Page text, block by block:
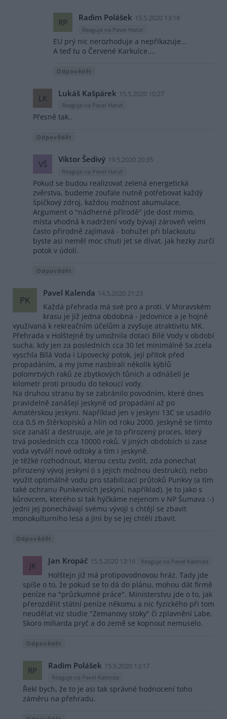
RP Radim Polášek 15.5.2020 13:18
Reaguje na Pavel Hanzl
EU prý nic nerozhoduje a nepřikazuje...
A teď tu o Červené Karkulce....
Odpovědět
LK Lukáš Kašpárek 15.5.2020 10:27
Reaguje na Pavel Hanzl
Přesně tak..
Odpovědět
VŠ Viktor Šedivý 19.5.2020 20:35
Reaguje na Pavel Hanzl
Pokud se budou realizovat zelená energetická
zvěrstva, budeme zoufale nutně potřebovat každý
špičkový zdroj, každou možnost akumulace.
Argument o "nádherné přírodě" jde dost mimo,
místa vhodná k nadržení vody bývají zároveň velmi
často přírodně zajímavá - bohužel při blackoutu
byste asi neměl moc chuti jet se dívat, jak hezky zurčí
potok v údolí.
Odpovědět
PK
Pavel Kalenda 14.5.2020 21:23
Každá přehrada má své pro a proti. V Moravském
krasu je již jedna obdobná - Jedovnice a je hojně
využívaná k rekreačním účelům a zvyšuje atraktivitu MK.
Přehrada v Holštejně by umožnila dotaci Bílé Vody v období
sucha, kdy jen za posledních cca 30 let minimálně 5x zcela
vyschla Bílá Voda i Lipovecký potok, její přítok před
propadáním, a my jsme nasbírali několik kýblů
polomrtvých raků ze zbytkových tůních a odnášeli je
kilometr proti proudu do tekoucí vody.
Na druhou stranu by se zabránilo povodním, které dnes
pravidelně zanášejí jeskyně od propadání až po
Amatérskou jeskyni. Například jen v jeskyni 13C se usadilo
cca 0,5 m štěrkopísků a hlín od roku 2000. Jeskyně se tímto
sice zanáší a destruuje, ale je to přirozený proces, který
trvá posledních cca 10000 roků. V jiných obdobích si zase
voda vytváří nové odtoky a tím i jeskyně.
Je těžké rozhodnout, kterou cestu zvolit, zda ponechat
přirozený vývoj jeskyní (i s jejich možnou destrukcí), nebo
využít optimálně vodu pro stabilizaci průtoků Punkvy (a tím
také ochranu Punkevních jeskyní, například). Je to jako s
kůrovcem, kterého si tak hýčkáme nejenom v NP Šumava :-)
Jedni jej ponechávají svému vývoji s chtějí se zbavit
monokulturního lesa a jiní by se jej chtěli zbavit.
Odpovědět
JK Jan Kropáč 15.5.2020 13:16 Reaguje na Pavel Kalenda
Holštejn již má protipovodnovou hráz. Tady jde
spíše o to, že pokud se to dá do plánu, mohou dát firmě
peníze na "průzkumné práce". Ministerstvu jde o to, jak
přerozdělit státní peníze někomu a nic fyzického při tom
neudělat viz studie "Zemanovy stoky" či zplavnění Labe.
Skoro miliarda pryč a do země se kopnout nemuselo.
Odpovědět
RP Radim Polášek 15.5.2020 13:17
Reaguje na Pavel Kalenda
Řekl bych, že to je asi tak správné hodnocení toho
záměru na přehradu.